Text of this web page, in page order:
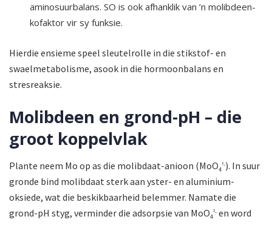
aminosuurbalans. SO is ook afhanklik van ’n molibdeen-
kofaktor vir sy funksie.
Hierdie ensieme speel sleutelrolle in die stikstof- en
swaelmetabolisme, asook in die hormoonbalans en
stresreaksie.
Molibdeen en grond-pH – die
groot koppelvlak
Plante neem Mo op as die molibdaat-anioon (MoO4
²-). In suur
gronde bind molibdaat sterk aan yster- en aluminium-
oksiede, wat die beskikbaarheid belemmer. Namate die
grond-pH styg, verminder die adsorpsie van MoO4
²- en word